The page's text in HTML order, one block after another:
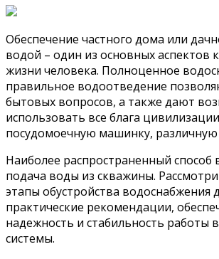
Обеспечение частного дома или
водой – один из основных аспектов
жизни человека. Полноценное
правильное водоотведение
бытовых вопросов, а также дают
использовать все блага
посудомоечную машинку, различную
Наиболее распространенный способ
подача воды из скважины.
этапы обустройства водоснабжения
практические рекомендации,
надежность и стабильность работы
системы.